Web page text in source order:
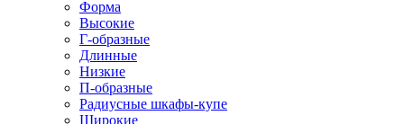
Форма
Высокие
Г-образные
Длинные
Низкие
П-образные
Радиусные шкафы-купе
Широкие